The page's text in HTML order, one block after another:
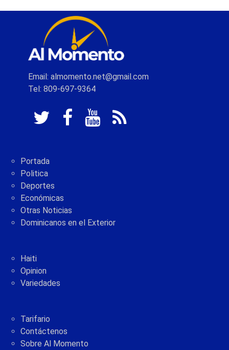
Email: almomento.net@gmail.com
Tel: 809-697-9364
Portada
Politica
Deportes
Económicas
Otras Noticias
Dominicanos en el Exterior
Haiti
Opinion
Variedades
Tarifario
Contáctenos
Sobre Al Momento